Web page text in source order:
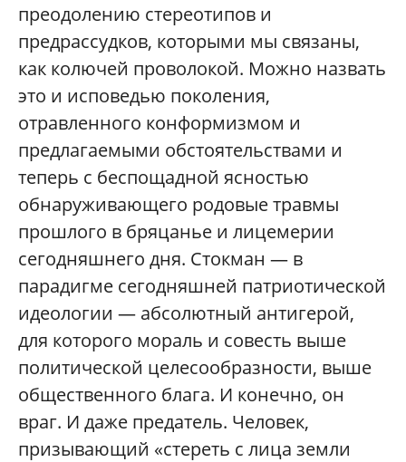
преодолению стереотипов и
предрассудков, которыми мы связаны,
как колючей проволокой. Можно назвать
это и исповедью поколения,
отравленного конформизмом и
предлагаемыми обстоятельствами и
теперь с беспощадной ясностью
обнаруживающего родовые травмы
прошлого в бряцанье и лицемерии
сегодняшнего дня. Стокман — в
парадигме сегодняшней патриотической
идеологии — абсолютный антигерой,
для которого мораль и совесть выше
политической целесообразности, выше
общественного блага. И конечно, он
враг. И даже предатель. Человек,
призывающий «стереть с лица земли